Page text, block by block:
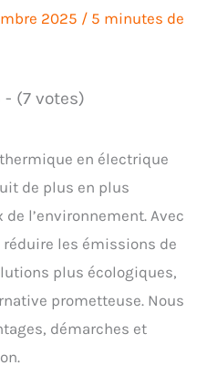
2025 / 5 minutes de
- (7 votes)
en électrique
de plus en plus
l’environnement. Avec
les émissions de
plus écologiques,
prometteuse. Nous
démarches et